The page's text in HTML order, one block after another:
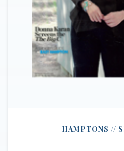
HAMPTONS //